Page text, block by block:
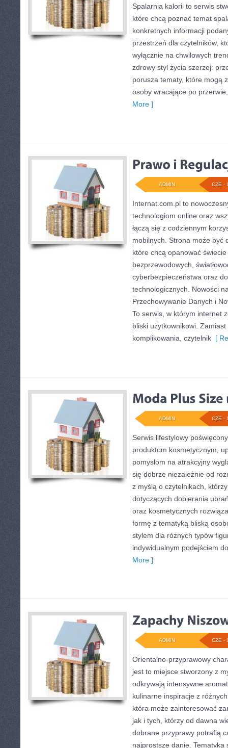
Spalarnia kalorii to serwis
które chcą poznać temat
konkretnych informacji
przestrzeń dla czytelników,
wyłącznie na chwilowych
zdrowy styl życia szerzej:
porusza tematy, które mogą
osoby wracające po
More ]
CZE -
ADMIN
Internat.com.pl to
technologiom online oraz
łączą się z codziennym
mobilnych. Strona może być
które chcą opanować
bezprzewodowych,
cyberbezpieczeństwa oraz
technologicznych. Nowości
Przechowywanie Danych i
To serwis, w którym internet
bliski użytkownikowi.
komplikowania, czytelnik [
CZE -
ADMIN
Serwis lifestylowy
produktom kosmetycznym,
pomysłom na atrakcyjny
się dobrze niezależnie od
z myślą o czytelnikach,
dotyczących dobierania
oraz kosmetycznych
formę z tematyką bliską
stylem dla różnych typów
indywidualnym podejściem
More ]
CZE -
ADMIN
Orientalno-przyprawowy
jest to miejsce stworzony z
odkrywają intensywne
kulinarne inspiracje z
która może zainteresować
jak i tych, którzy od dawna
dobrane przyprawy potrafią
najprostsze danie. Tematyka